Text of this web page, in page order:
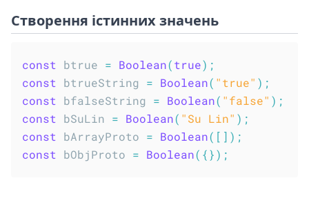
Створення істинних значень
const btrue = Boolean(true) ;
const btrueString = Boolean( "true" ) ;
const bfalseString = Boolean( "false" ) ;
const bSuLin = Boolean( "Su Lin" ) ;
const bArrayProto = Boolean( [ ] ) ;
const bObjProto = Boolean( {}) ;